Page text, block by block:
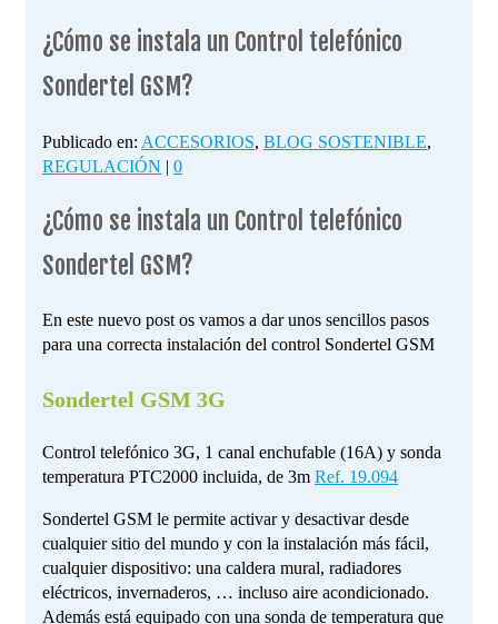
¿Cómo se instala un Control telefónico
Sondertel GSM?
Publicado en: ACCESORIOS, BLOG SOSTENIBLE,
REGULACIÓN | 0
¿Cómo se instala un Control telefónico
Sondertel GSM?
En este nuevo post os vamos a dar unos sencillos pasos
para una correcta instalación del control Sondertel GSM
Sondertel GSM 3G
Control telefónico 3G, 1 canal enchufable (16A) y sonda
temperatura PTC2000 incluida, de 3m Ref. 19.094
Sondertel GSM le permite activar y desactivar desde
cualquier sitio del mundo y con la instalación más fácil,
cualquier dispositivo: una caldera mural, radiadores
eléctricos, invernaderos, … incluso aire acondicionado.
Además está equipado con una sonda de temperatura que